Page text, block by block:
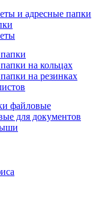
и адресные папки
на кольцах
на резинках
файловые
для документов